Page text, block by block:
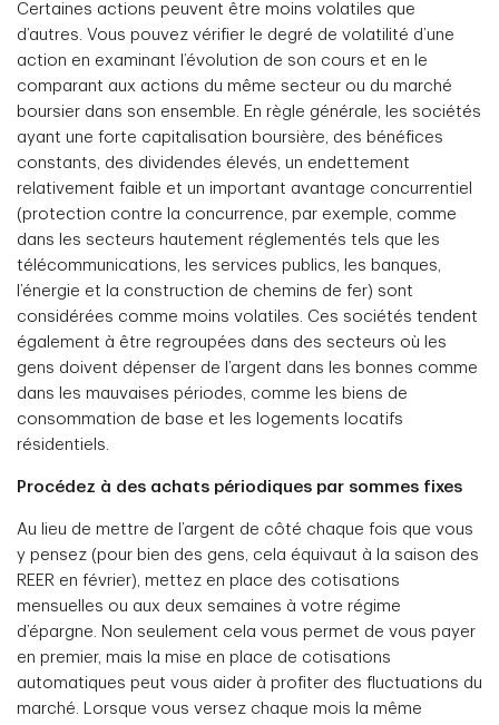
Certaines actions peuvent être moins volatiles que
d’autres. Vous pouvez vérifier le degré de volatilité d’une
action en examinant l’évolution de son cours et en le
comparant aux actions du même secteur ou du marché
boursier dans son ensemble. En règle générale, les sociétés
ayant une forte capitalisation boursière, des bénéfices
constants, des dividendes élevés, un endettement
relativement faible et un important avantage concurrentiel
(protection contre la concurrence, par exemple, comme
dans les secteurs hautement réglementés tels que les
télécommunications, les services publics, les banques,
l’énergie et la construction de chemins de fer) sont
considérées comme moins volatiles. Ces sociétés tendent
également à être regroupées dans des secteurs où les
gens doivent dépenser de l’argent dans les bonnes comme
dans les mauvaises périodes, comme les biens de
consommation de base et les logements locatifs
résidentiels.
Procédez à des achats périodiques par sommes fixes
Au lieu de mettre de l’argent de côté chaque fois que vous
y pensez (pour bien des gens, cela équivaut à la saison des
REER en février), mettez en place des cotisations
mensuelles ou aux deux semaines à votre régime
d’épargne. Non seulement cela vous permet de vous payer
en premier, mais la mise en place de cotisations
automatiques peut vous aider à profiter des fluctuations du
marché. Lorsque vous versez chaque mois la même